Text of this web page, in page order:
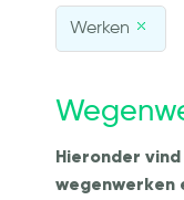
Werken
Hieronder
wegenwerken